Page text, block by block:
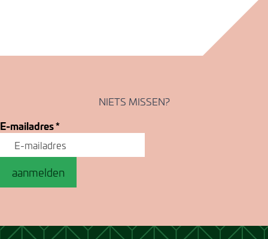
NIETS MISSEN?
E-mailadres*
aanmelden